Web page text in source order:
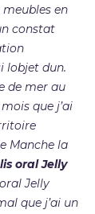
en
constat
lobjet dun.
de mer au
que j’ai
Manche la
oral Jelly
Jelly
que j’ai un